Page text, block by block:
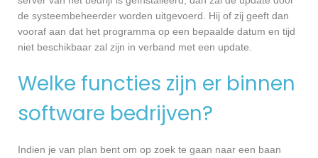
de systeembeheerder worden uitgevoerd. Hij of zij geeft dan
vooraf aan dat het programma op een bepaalde datum en tijd
niet beschikbaar zal zijn in verband met een update.
Welke functies zijn er binnen
software bedrijven?
Indien je van plan bent om op zoek te gaan naar een baan